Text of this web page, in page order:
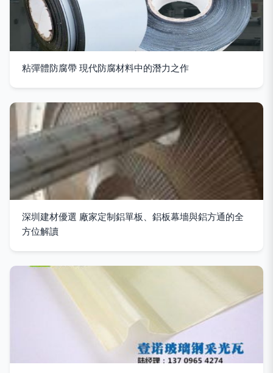
粘彈體防腐帶 現代防腐材料中的潛力之作
深圳建材優選 廠家定制鋁單板、鋁板幕墻與鋁方通的全
方位解讀